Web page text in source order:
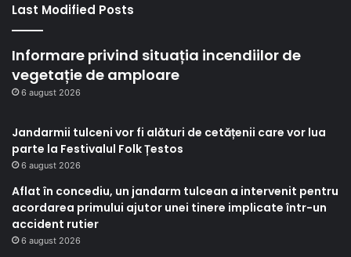
Last Modified Posts
Informare privind situația incendiilor de
vegetație de amploare
6 august 2026
Jandarmii tulceni vor fi alături de cetățenii care vor lua
parte la Festivalul Folk Țestos
6 august 2026
Aflat în concediu, un jandarm tulcean a intervenit pentru
acordarea primului ajutor unei tinere implicate într-un
accident rutier
6 august 2026